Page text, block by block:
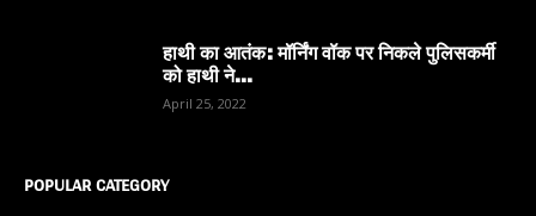
हाथी का आतंक: मॉर्निंग वॉक पर निकले पुलिसकर्मी
को हाथी ने...
April 25, 2022
POPULAR CATEGORY